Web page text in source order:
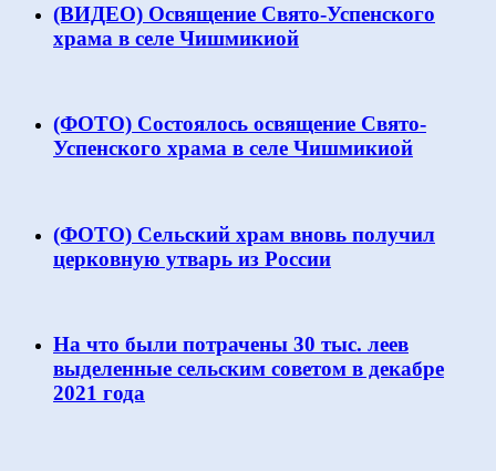
(ВИДЕО) Освящение Свято-Успенского
храма в селе Чишмикиой
(ФОТО) Состоялось освящение Свято-
Успенского храма в селе Чишмикиой
(ФОТО) Сельский храм вновь получил
церковную утварь из России
На что были потрачены 30 тыс. леев
выделенные сельским советом в декабре
2021 года